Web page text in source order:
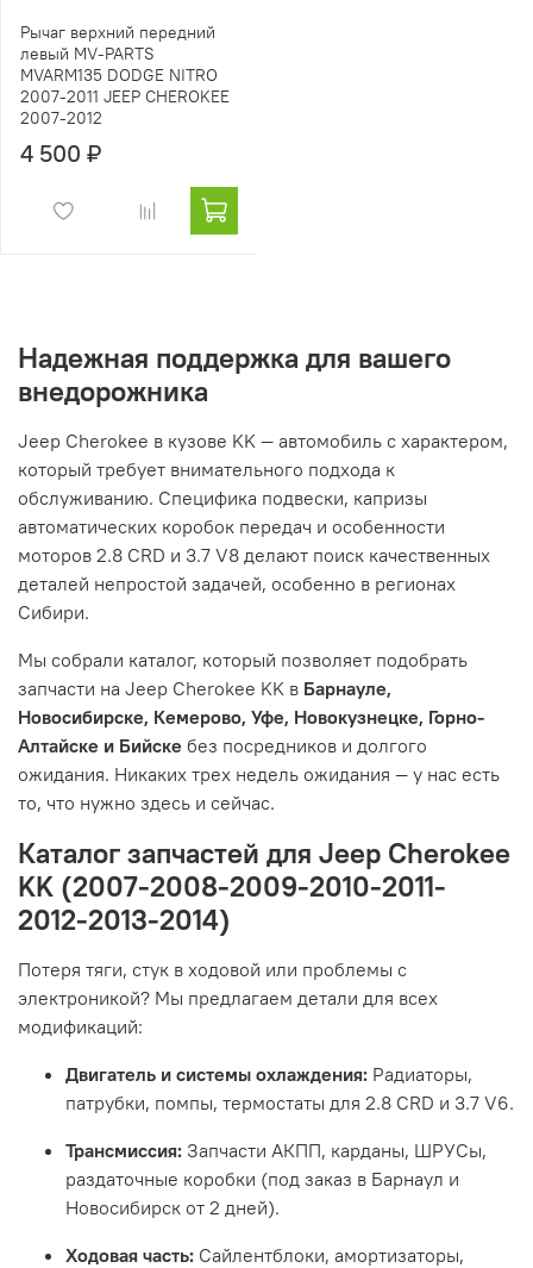
Рычаг верхний передний
левый MV-PARTS
MVARM135 DODGE NITRO
2007-2011 JEEP CHEROKEE
2007-2012
4 500 ₽
Надежная поддержка для вашего
внедорожника
Jeep Cherokee в кузове KK — автомобиль с характером,
который требует внимательного подхода к
обслуживанию. Специфика подвески, капризы
автоматических коробок передач и особенности
моторов 2.8 CRD и 3.7 V8 делают поиск качественных
деталей непростой задачей, особенно в регионах
Сибири.
Мы собрали каталог, который позволяет подобрать
запчасти на Jeep Cherokee KK в Барнауле,
Новосибирске, Кемерово, Уфе, Новокузнецке, Горно-
Алтайске и Бийске без посредников и долгого
ожидания. Никаких трех недель ожидания — у нас есть
то, что нужно здесь и сейчас.
Каталог запчастей для Jeep Cherokee
KK (2007-2008-2009-2010-2011-
2012-2013-2014)
Потеря тяги, стук в ходовой или проблемы с
электроникой? Мы предлагаем детали для всех
модификаций:
Двигатель и системы охлаждения: Радиаторы,
патрубки, помпы, термостаты для 2.8 CRD и 3.7 V6.
Трансмиссия: Запчасти АКПП, карданы, ШРУСы,
раздаточные коробки (под заказ в Барнаул и
Новосибирск от 2 дней).
Ходовая часть: Сайлентблоки, амортизаторы,